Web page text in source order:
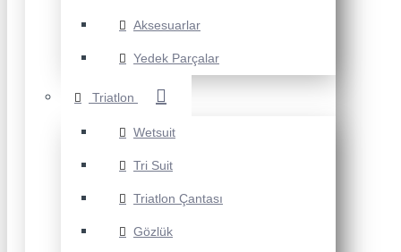
Aksesuarlar
Yedek Parçalar
Triatlon
Wetsuit
Tri Suit
Triatlon Çantası
Gözlük